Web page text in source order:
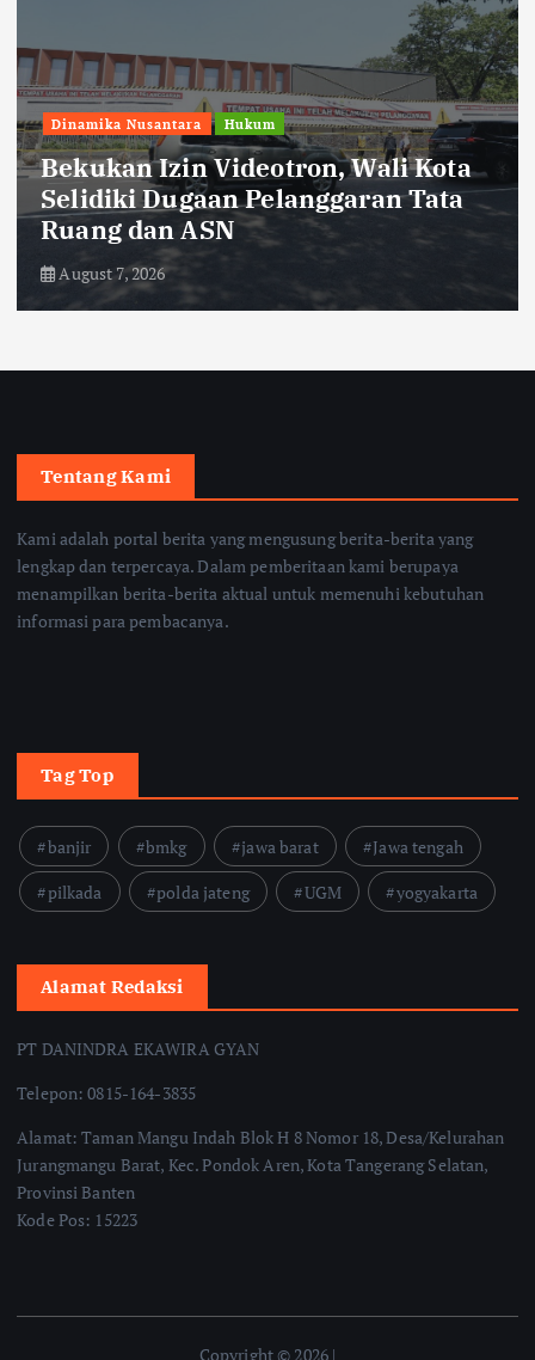
Dinamika Nusantara
Jaga Pasokan Listrik, PLN UP3
Pematangsiantar Bekali Petugas
Yantek
August 7, 2026
Tentang Kami
Kami adalah portal berita yang mengusung berita-berita yang
lengkap dan terpercaya. Dalam pemberitaan kami berupaya
menampilkan berita-berita aktual untuk memenuhi kebutuhan
informasi para pembacanya.
Tag Top
banjir bmkg jawa barat
Jawa tengah
pilkada
polda jateng UGM yogyakarta
Alamat Redaksi
PT DANINDRA EKAWIRA GYAN
Telepon: 0815-164-3835
Alamat: Taman Mangu Indah Blok H 8 Nomor 18, Desa/Kelurahan
Jurangmangu Barat, Kec. Pondok Aren, Kota Tangerang Selatan,
Provinsi Banten
Kode Pos: 15223
Copyright © 2026 |